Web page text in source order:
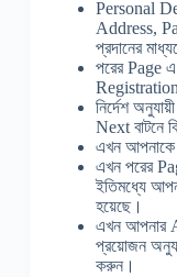
Personal
Address,
প্রদানের
পরের Page
Registration
নির্দেশ
Next বাটনে
এখন
এখন পরের
ইতিমধ্যে
হয়েছে।
এখন আপনার
প্রয়োজন
করুন।